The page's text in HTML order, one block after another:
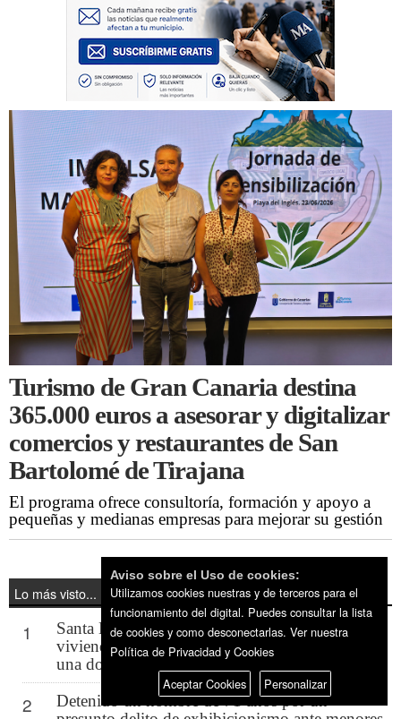
Turismo de Gran Canaria destina
365.000 euros a asesorar y digitalizar
comercios y restaurantes de San
Bartolomé de Tirajana
El programa ofrece consultoría, formación y apoyo a
pequeñas y medianas empresas para mejorar su gestión
Lo más visto...
1
Santa Lucía afronta la paradoja de tener 4.400
viviendas vacías mientras el alquiler se reduce a
una docena de pisos
2
Detenido un hombre de 71 años por un
Aviso sobre el Uso de cookies:
Utilizamos cookies nuestras y de terceros para el
funcionamiento del digital. Puedes consultar la lista
de cookies y como desconectarlas. Ver nuestra
Política de Privacidad y Cookies
Aceptar Cookies
Personalizar